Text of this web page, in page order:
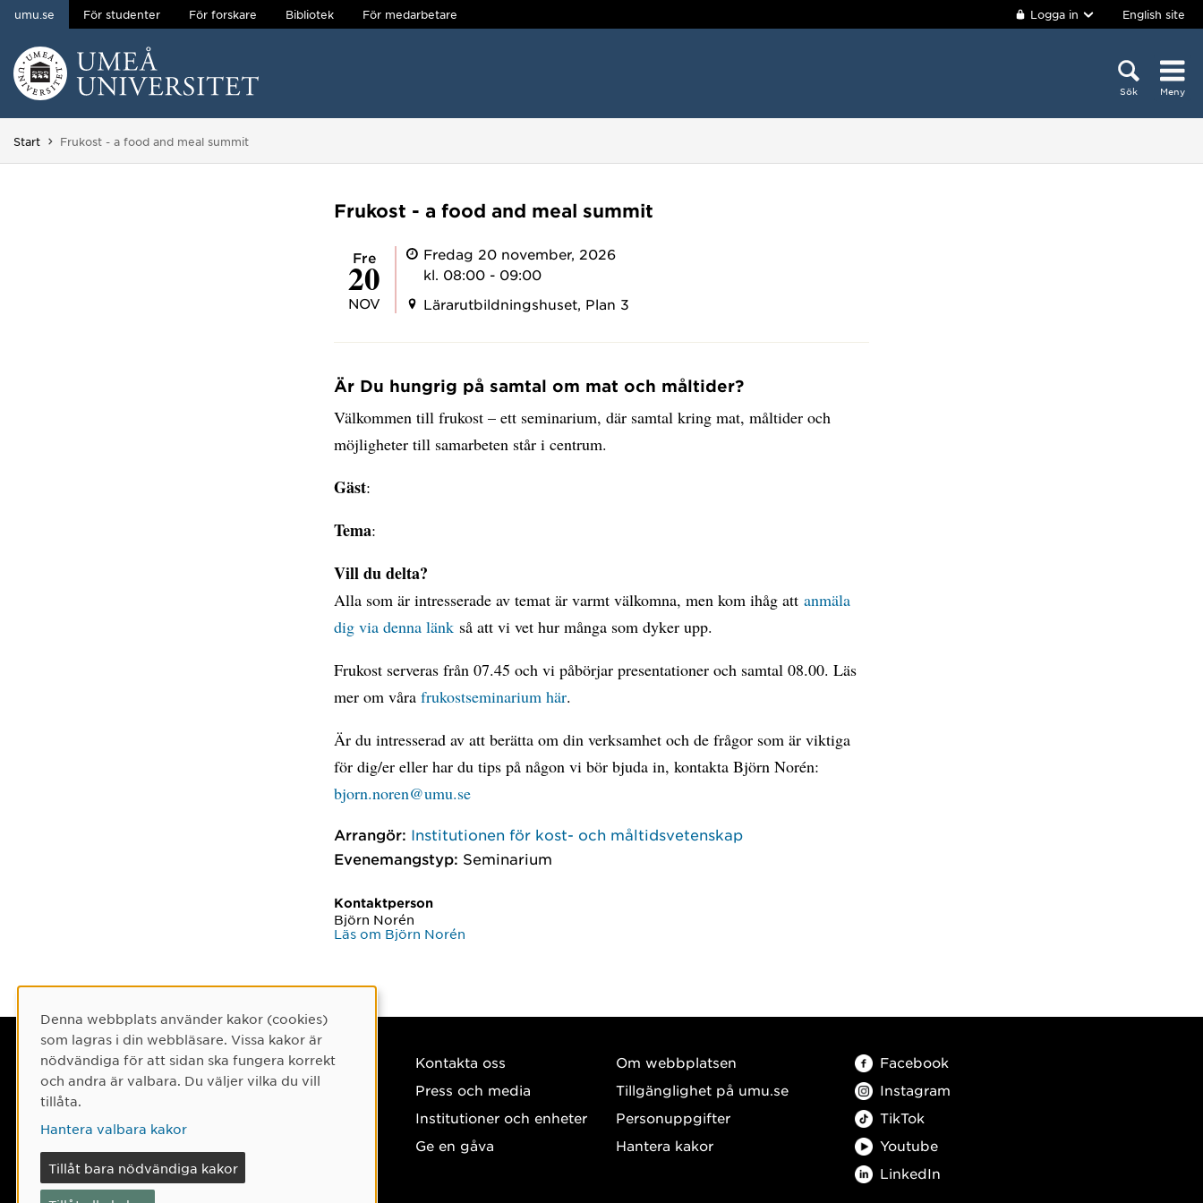
Hoppa direkt till innehållet
umu.se För studenter För forskare Bibliotek För medarbetare Logga in English site
Sök Meny
Start Du är här:
Frukost - a food and meal summit
Frukost - a food and meal summit
fre
20
NOV
Fredag 20 november, 2026
kl. 08:00 - 09:00
Lärarutbildningshuset, Plan 3
Är Du hungrig på samtal om mat och måltider?
Välkommen till frukost – ett seminarium, där samtal kring mat, måltider och
möjligheter till samarbeten står i centrum.
Gäst:
Tema:
Vill du delta?
Alla som är intresserade av temat är varmt välkomna, men kom ihåg attanmäla
dig via denna länk så att vi vet hur många som dyker upp.
Frukost serveras från 07.45 och vi påbörjar presentationer och samtal 08.00. Läs
mer om våra frukostseminarium här.
Är du intresserad av att berätta om din verksamhet och de frågor som är viktiga
för dig/er eller har du tips på någon vi bör bjuda in, kontakta Björn Norén:
bjorn.noren@umu.se
Arrangör: Institutionen för kost- och måltidsvetenskap
Evenemangstyp: Seminarium
Kontaktperson
Björn Norén
Läs om Björn Norén
Umeå universitet
901 87 Umeå
Kontakta oss
Press och media
Institutioner och enheter
Ge en gåva
Om webbplatsen
Tillgänglighet på umu.se
Personuppgifter
Hantera kakor
Facebook
Instagram
TikTok
Youtube
LinkedIn
Cookie-samtycke
Denna webbplats använder kakor (cookies)
som lagras i din webbläsare. Vissa kakor är
nödvändiga för att sidan ska fungera korrekt
och andra är valbara. Du väljer vilka du vill
tillåta.
Hantera valbara kakor
Tillåt bara nödvändiga kakor